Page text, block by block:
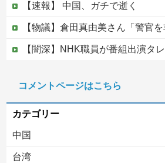
【速報】 中国、ガチで逝く
【物議】倉田真由美さん「警官を非難する人間は、
【闇深】NHK職員が番組出演タレントから性被害にあっ
【移民政策反対】イオンの売り場で唐揚
コメントページはこちら
カテゴリー
中国
台湾